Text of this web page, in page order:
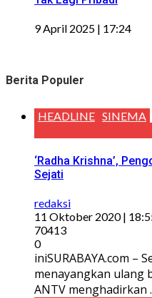
9 April 2025 | 17:24
Berita Populer
HEADLINE SINEMA
‘Radha Krishna’,
Sejati
redaksi
11 Oktober 2020 |
70413
0
iniSURABAYA.com –
menayangkan ulang
ANTV menghadirkan